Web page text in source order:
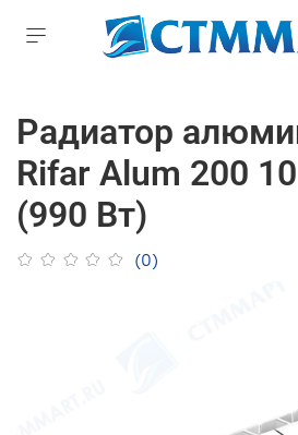
Радиатор
Rifar Alum 200
(990 Вт)
(0)